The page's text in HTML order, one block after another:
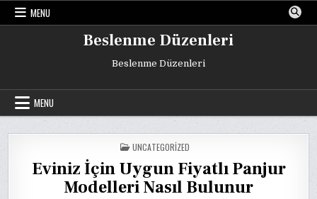
Skip
MENU
Beslenme Düzenleri
Beslenme Düzenleri
MENU
POSTED
IN
UNCATEGORIZED
Eviniz İçin Uygun Fiyatlı Panjur
Modelleri Nasıl Bulunur